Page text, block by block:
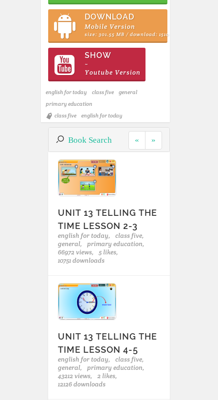
DOWNLOAD
Mobile Version
size: 301.55 MB / download: 1510
SHOW
~
Youtube Version
english for today class five
general
primary education
class five
english for today
Book Search « »
UNIT 13 TELLING THE
TIME LESSON 2-3
english for today,
class five,
general,
primary education,
66972 views,
5 likes,
10751 downloads
UNIT 13 TELLING THE
TIME LESSON 4-5
english for today,
class five,
general,
primary education,
43212 views,
2 likes,
12126 downloads